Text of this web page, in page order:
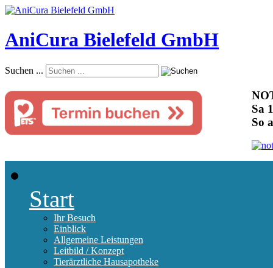
AniCura Bielefeld GmbH
Suchen ...
Sa
So
Start
Ihr Besuch
Einblick
Allgemeine Leistungen
Leitbild / Konzept
Tierärztliche Hausapotheke